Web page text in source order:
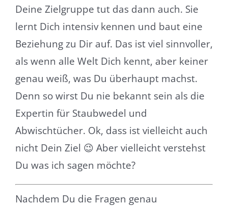
Deine Zielgruppe tut das dann auch. Sie
lernt Dich intensiv kennen und baut eine
Beziehung zu Dir auf. Das ist viel sinnvoller,
als wenn alle Welt Dich kennt, aber keiner
genau weiß, was Du überhaupt machst.
Denn so wirst Du nie bekannt sein als die
Expertin für Staubwedel und
Abwischtücher. Ok, dass ist vielleicht auch
nicht Dein Ziel 😉 Aber vielleicht verstehst
Du was ich sagen möchte?
Nachdem Du die Fragen genau